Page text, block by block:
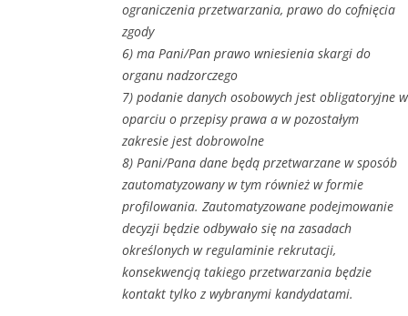
ograniczenia przetwarzania, prawo do cofnięcia
zgody
6) ma Pani/Pan prawo wniesienia skargi do
organu nadzorczego
7) podanie danych osobowych jest obligatoryjne w
oparciu o przepisy prawa a w pozostałym
zakresie jest dobrowolne
8) Pani/Pana dane będą przetwarzane w sposób
zautomatyzowany w tym również w formie
profilowania. Zautomatyzowane podejmowanie
decyzji będzie odbywało się na zasadach
określonych w regulaminie rekrutacji,
konsekwencją takiego przetwarzania będzie
kontakt tylko z wybranymi kandydatami.